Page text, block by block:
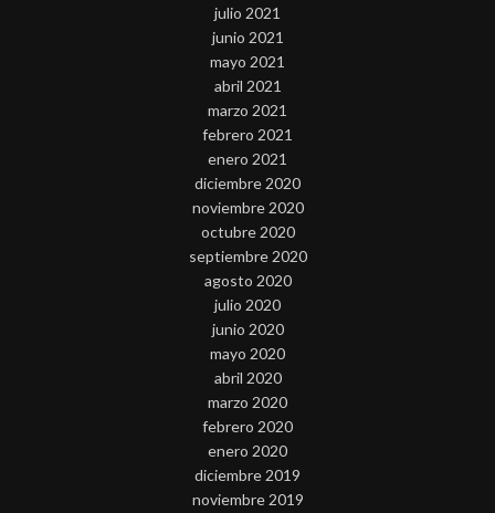
julio 2021
junio 2021
mayo 2021
abril 2021
marzo 2021
febrero 2021
enero 2021
diciembre 2020
noviembre 2020
octubre 2020
septiembre 2020
agosto 2020
julio 2020
junio 2020
mayo 2020
abril 2020
marzo 2020
febrero 2020
enero 2020
diciembre 2019
noviembre 2019